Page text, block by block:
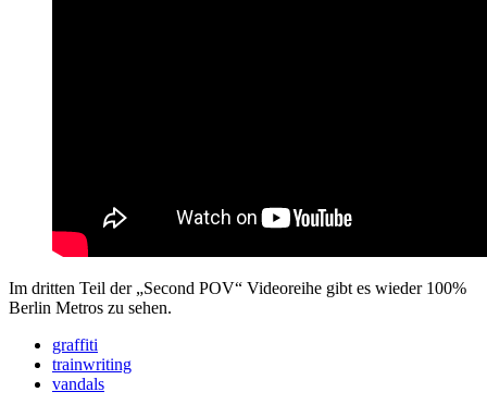
Im dritten Teil der „Second POV“ Videoreihe gibt es wieder 100%
Berlin Metros zu sehen.
graffiti
trainwriting
vandals